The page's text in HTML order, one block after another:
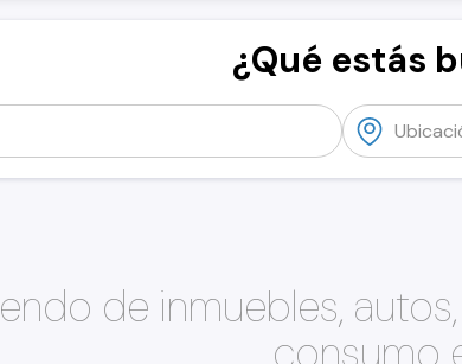
¿Qué estás
de inmuebles,
consumo